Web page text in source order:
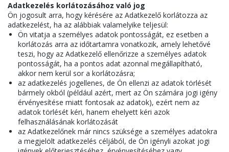
Adatkezelés korlátozásához való jog
Ön jogosult arra, hogy kérésére az Adatkezelő korlátozza az
adatkezelést, ha az alábbiak valamelyike teljesül:
Ön vitatja a személyes adatok pontosságát, ez esetben a
korlátozás arra az időtartamra vonatkozik, amely lehetővé
teszi, hogy az Adatkezelő ellenőrizze a személyes adatok
pontosságát, ha a pontos adat azonnal megállapítható,
akkor nem kerül sor a korlátozásra;
az adatkezelés jogellenes, de Ön ellenzi az adatok törlését
bármely okból (például azért, mert az Ön számára jogi igény
érvényesítése miatt fontosak az adatok), ezért nem az
adatok törlését kéri, hanem ehelyett kéri azok
felhasználásának korlátozását
az Adatkezelőnek már nincs szüksége a személyes adatokra
a megjelölt adatkezelés céljából, de Ön igényli azokat jogi